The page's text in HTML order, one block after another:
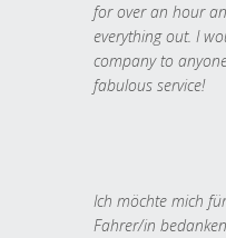
for over an hour
everything out. I
company to
fabulous service!
Ich möchte mich
Fahrer/in